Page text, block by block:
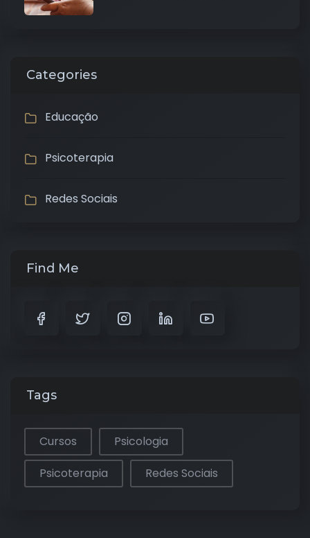
Categories
Educação
Psicoterapia
Redes Sociais
Find Me
Tags
Cursos
Psicologia
Psicoterapia
Redes Sociais